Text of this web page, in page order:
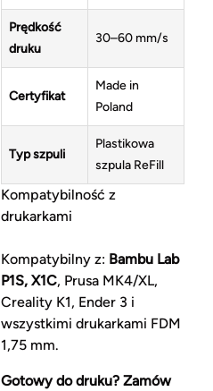
Prędkość
druku
30–60 mm/s
Certyfikat
Made in
Poland
Typ szpuli
Plastikowa
szpula ReFill
Kompatybilność z
drukarkami
Kompatybilny z: Bambu Lab
P1S, X1C, Prusa MK4/XL,
Creality K1, Ender 3 i
wszystkimi drukarkami FDM
1,75 mm.
Gotowy do druku? Zamów